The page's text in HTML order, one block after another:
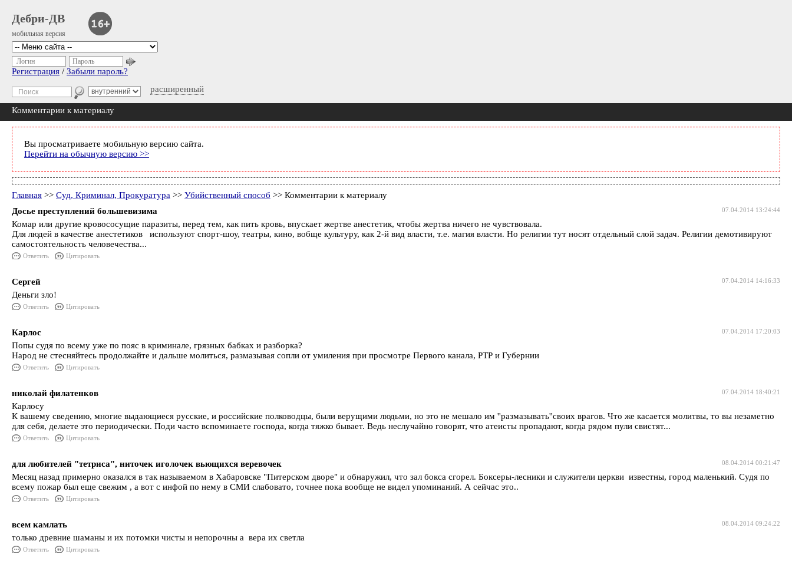
Дебри-ДВ
мобильная версия
расширенный
Логин Пароль
Регистрация / Забыли пароль?
Комментарии к материалу
Вы просматриваете мобильную версию сайта.
Перейти на обычную версию >>
Главная >> Суд, Криминал, Прокуратура >> Убийственный способ >> Комментарии к материалу
07.04.2014 13:24:44
Досье преступлений большевизима
Комар или другие кровососущие паразиты, перед тем, как пить кровь, впускает жертве анестетик, чтобы жертва ничего не чувствовала.
Для людей в качестве анестетиков используют спорт-шоу, театры, кино, вобще культуру, как 2-й вид власти, т.е. магия власти. Но религии тут носят отдельный слой задач. Религии демотивируют
самостоятельность человечества...
Ответить Цитировать
07.04.2014 14:16:33
Сергей
Деньги зло!
Ответить Цитировать
07.04.2014 17:20:03
Карлос
Попы судя по всему уже по пояс в криминале, грязных бабках и разборка?
Народ не стесняйтесь продолжайте и дальше молиться, размазывая сопли от умиления при просмотре Первого канала, РТР и Губернии
Ответить Цитировать
07.04.2014 18:40:21
николай филатенков
Карлосу
К вашему сведению, многие выдающиеся русские, и российские полководцы, были верущими людьми, но это не мешало им ''размазывать''своих врагов. Что же касается молитвы, то вы незаметно
для себя, делаете это периодически. Поди часто вспоминаете господа, когда тяжко бывает. Ведь неслучайно говорят, что атеисты пропадают, когда рядом пули свистят...
Ответить Цитировать
08.04.2014 00:21:47
для любителей "тетриса", ниточек иголочек вьющихся веревочек
Месяц назад примерно оказался в так называемом в Хабаровске "Питерском дворе" и обнаружил, что зал бокса сгорел. Боксеры-лесники и служители церкви известны, город маленький. Судя по
всему пожар был еще свежим , а вот с инфой по нему в СМИ слабовато, точнее пока вообще не видел упоминаний. А сейчас это..
Ответить Цитировать
08.04.2014 09:24:22
всем камлать
только древние шаманы и их потомки чисты и непорочны а вера их светла
Ответить Цитировать